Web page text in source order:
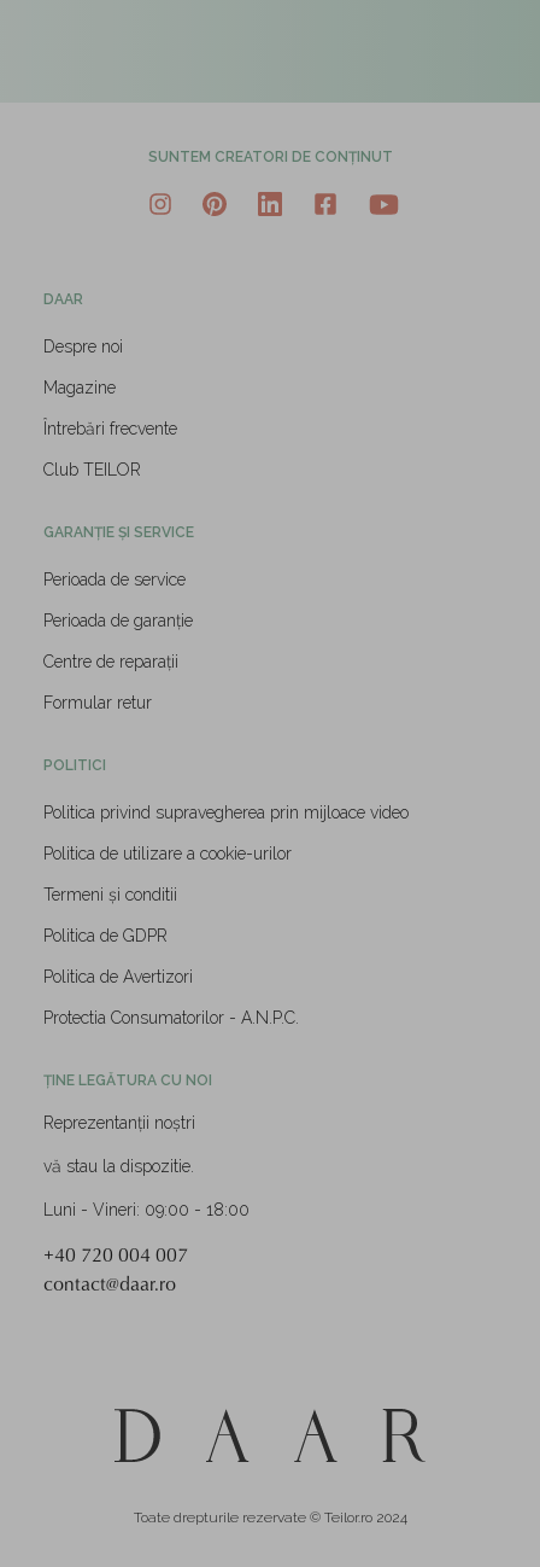
SUNTEM CREATORI DE CONȚINUT
DAAR
Despre noi
Magazine
Întrebări frecvente
Club TEILOR
GARANȚIE ȘI SERVICE
Perioada de service
Perioada de garanție
Centre de reparații
Formular retur
POLITICI
Politica privind supravegherea prin mijloace video
Politica de utilizare a cookie-urilor
Termeni și conditii
Politica de GDPR
Politica de Avertizori
Protectia Consumatorilor - A.N.P.C.
ȚINE LEGĂTURA CU NOI
Reprezentanții noștri
vă stau la dispozitie.
Luni - Vineri: 09:00 - 18:00
+40 720 004 007
contact@daar.ro
Toate drepturile rezervate © Teilor.ro 2024